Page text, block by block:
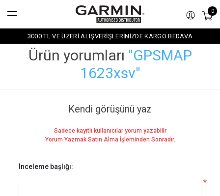
0
3000 TL VE ÜZERİ ALIŞVERİŞLERİNİZDE KARGO BEDAVA
Ürün yorumları GPSMAP
1623xsv
Kendi görüşünü yaz
Sadece kayıtlı kullanıcılar yorum yazabilir
Yorum Yazmak Satın Alma İşleminden Sonradır.
İnceleme başlığı:
*